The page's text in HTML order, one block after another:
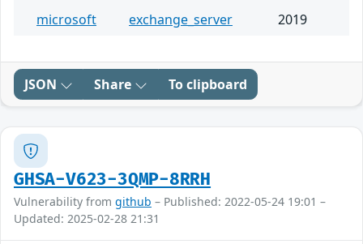
microsoft
exchange_server 2019
JSON Share To clipboard
GHSA-V623-3QMP-8RRH
Vulnerability from github – Published: 2022-05-24 19:01 –
Updated: 2025-02-28 21:31